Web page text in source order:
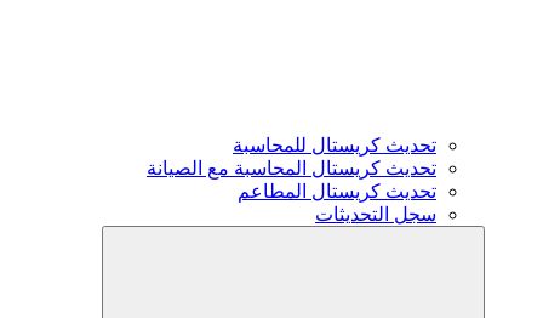
تحديث كريستال للمحاسبة
تحديث كريستال المحاسبة مع الصيانة
تحديث كريستال المطاعم
سجل التحديثات